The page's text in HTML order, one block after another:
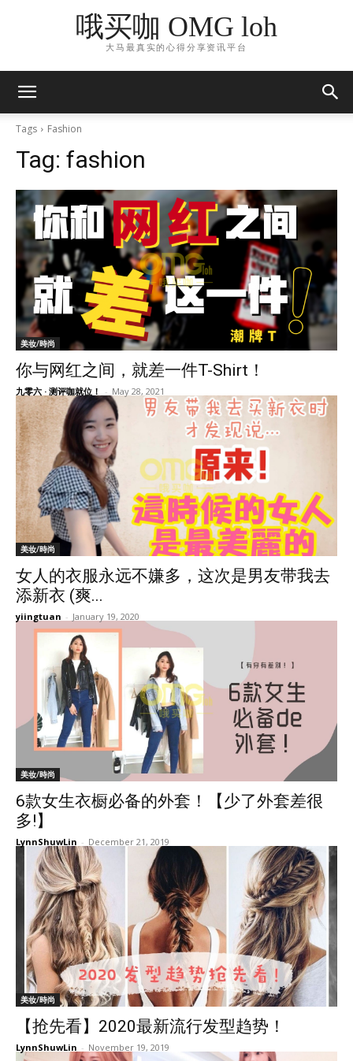
哦买咖 OMG loh
大马最真实的心得分享资讯平台
Tags Fashion
Tag: fashion
美妆/時尚
你与网红之间，就差一件T-Shirt！
九零六 · 测评咖就位！ - May 28, 2021
美妆/時尚
女人的衣服永远不嫌多，这次是男友带我去
添新衣 (爽...
yiingtuan - January 19, 2020
美妆/時尚
6款女生衣橱必备的外套！【少了外套差很
多!】
LynnShuwLin - December 21, 2019
美妆/時尚
【抢先看】2020最新流行发型趋势！
LynnShuwLin - November 19, 2019